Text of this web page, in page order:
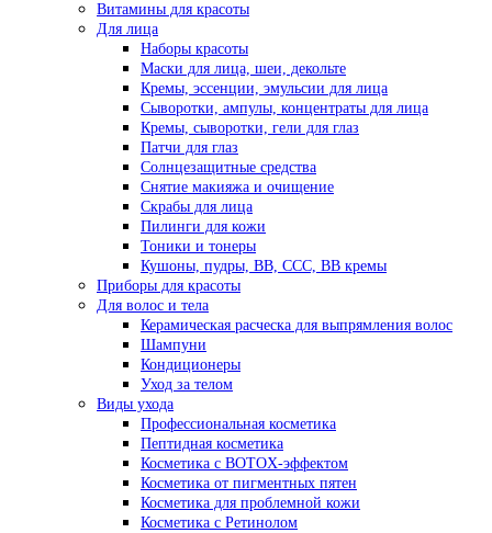
Витамины для красоты
Для лица
Наборы красоты
Маски для лица, шеи, декольте
Кремы, эссенции, эмульсии для лица
Сыворотки, ампулы, концентраты для лица
Кремы, сыворотки, гели для глаз
Патчи для глаз
Солнцезащитные средства
Снятие макияжа и очищение
Скрабы для лица
Пилинги для кожи
Тоники и тонеры
Кушоны, пудры, ВВ, ССС, ВВ кремы
Приборы для красоты
Для волос и тела
Керамическая расческа для выпрямления волос
Шампуни
Кондиционеры
Уход за телом
Виды ухода
Профессиональная косметика
Пептидная косметика
Косметика с BOTOX-эффектом
Косметика от пигментных пятен
Косметика для проблемной кожи
Косметика с Ретинолом